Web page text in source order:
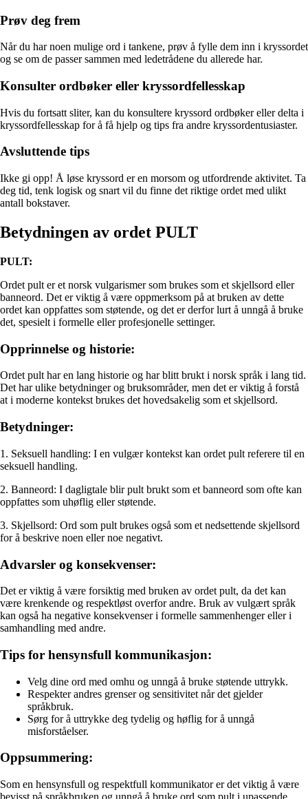
Prøv deg frem
Når du har noen mulige ord i tankene, prøv å fylle dem inn i kryssordet
og se om de passer sammen med ledetrådene du allerede har.
Konsulter ordbøker eller kryssordfellesskap
Hvis du fortsatt sliter, kan du konsultere kryssord ordbøker eller delta i
kryssordfellesskap for å få hjelp og tips fra andre kryssordentusiaster.
Avsluttende tips
Ikke gi opp! Å løse kryssord er en morsom og utfordrende aktivitet. Ta
deg tid, tenk logisk og snart vil du finne det riktige ordet med ulikt
antall bokstaver.
Betydningen av ordet PULT
PULT:
Ordet pult er et norsk vulgarismer som brukes som et skjellsord eller
banneord. Det er viktig å være oppmerksom på at bruken av dette
ordet kan oppfattes som støtende, og det er derfor lurt å unngå å bruke
det, spesielt i formelle eller profesjonelle settinger.
Opprinnelse og historie:
Ordet pult har en lang historie og har blitt brukt i norsk språk i lang tid.
Det har ulike betydninger og bruksområder, men det er viktig å forstå
at i moderne kontekst brukes det hovedsakelig som et skjellsord.
Betydninger:
1. Seksuell handling: I en vulgær kontekst kan ordet pult referere til en
seksuell handling.
2. Banneord: I dagligtale blir pult brukt som et banneord som ofte kan
oppfattes som uhøflig eller støtende.
3. Skjellsord: Ord som pult brukes også som et nedsettende skjellsord
for å beskrive noen eller noe negativt.
Advarsler og konsekvenser:
Det er viktig å være forsiktig med bruken av ordet pult, da det kan
være krenkende og respektløst overfor andre. Bruk av vulgært språk
kan også ha negative konsekvenser i formelle sammenhenger eller i
samhandling med andre.
Tips for hensynsfull kommunikasjon:
Velg dine ord med omhu og unngå å bruke støtende uttrykk.
Respekter andres grenser og sensitivitet når det gjelder
språkbruk.
Sørg for å uttrykke deg tydelig og høflig for å unngå
misforståelser.
Oppsummering:
Som en hensynsfull og respektfull kommunikator er det viktig å være